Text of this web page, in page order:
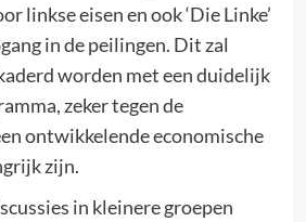
linkse eisen en ook ‘Die Linke’
in de peilingen. Dit zal
worden met een duidelijk
zeker tegen de
ontwikkelende economische
zijn.
in kleinere groepen